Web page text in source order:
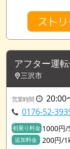
スト
アフター運
三沢市
営業時間
20:00
0176-52-
初乗り料金 1000円/
追加料金 200円/